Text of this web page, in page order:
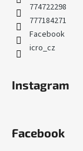
774722298
777184271
Facebook
icro_cz
Instagram
Facebook